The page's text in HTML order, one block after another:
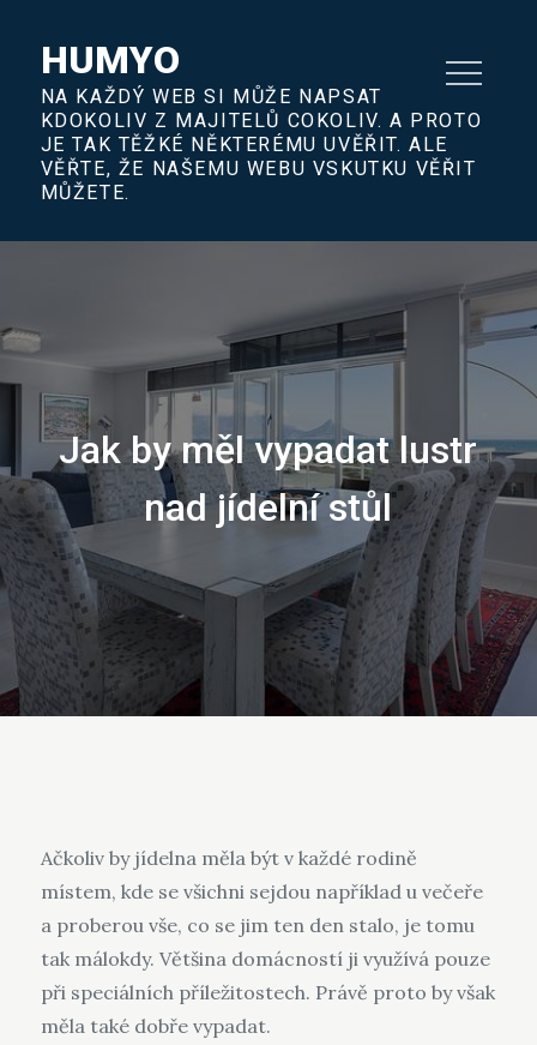
contentHUMYO
NA KAŽDÝ WEB SI MŮŽE NAPSAT
KDOKOLIV Z MAJITELŮ COKOLIV. A PROTO
JE TAK TĚŽKÉ NĚKTERÉMU UVĚŘIT. ALE
VĚŘTE, ŽE NAŠEMU WEBU VSKUTKU VĚŘIT
MŮŽETE.
Jak by měl vypadat lustr
nad jídelní stůl
Ačkoliv by jídelna měla být v každé rodině
místem, kde se všichni sejdou například u večeře
a proberou vše, co se jim ten den stalo, je tomu
tak málokdy. Většina domácností ji využívá pouze
při speciálních příležitostech. Právě proto by však
měla také dobře vypadat.